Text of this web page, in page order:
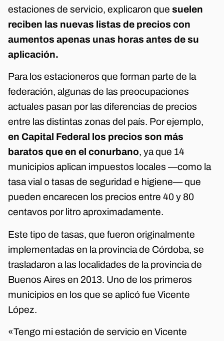
estaciones de servicio, explicaron que suelen
reciben las nuevas listas de precios con
aumentos apenas unas horas antes de su
aplicación.
Para los estacioneros que forman parte de la
federación, algunas de las preocupaciones
actuales pasan por las diferencias de precios
entre las distintas zonas del país. Por ejemplo,
en Capital Federal los precios son más
baratos que en el conurbano, ya que 14
municipios aplican impuestos locales —como la
tasa vial o tasas de seguridad e higiene— que
pueden encarecen los precios entre 40 y 80
centavos por litro aproximadamente.
Este tipo de tasas, que fueron originalmente
implementadas en la provincia de Córdoba, se
trasladaron a las localidades de la provincia de
Buenos Aires en 2013. Uno de los primeros
municipios en los que se aplicó fue Vicente
López.
«Tengo mi estación de servicio en Vicente